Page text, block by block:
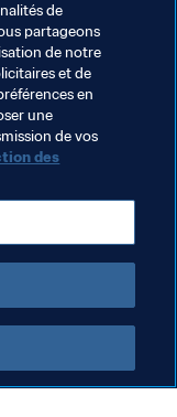
Australia
de
partageons
de notre
et de
en
une
de vos
des